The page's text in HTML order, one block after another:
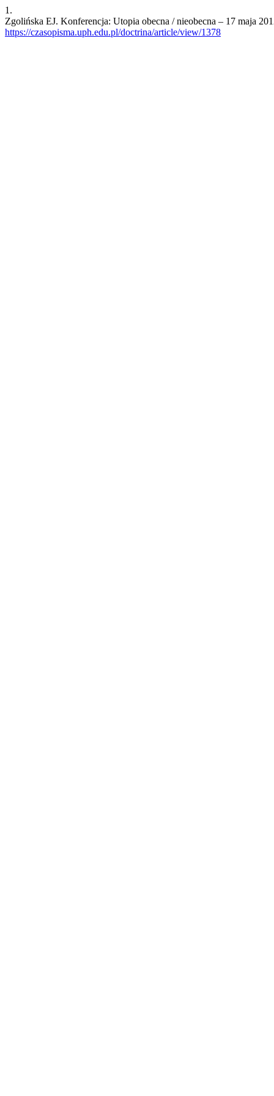
1.
Zgolińska EJ. Konferencja: Utopia obecna / nieobecna – 17 maja
https://czasopisma.uph.edu.pl/doctrina/article/view/1378